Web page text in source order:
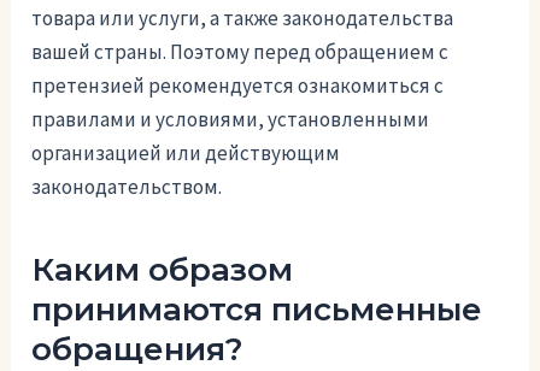
товара или услуги, а также законодательства
вашей страны. Поэтому перед обращением с
претензией рекомендуется ознакомиться с
правилами и условиями, установленными
организацией или действующим
законодательством.
Каким образом
принимаются письменные
обращения?